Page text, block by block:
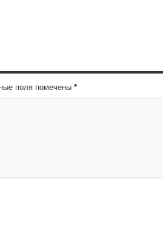
поля помечены *